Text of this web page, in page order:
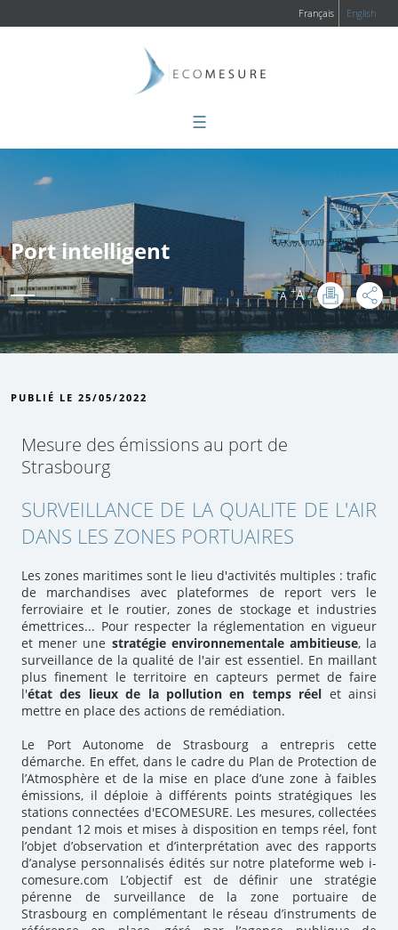
Français English
☰
Port intelligent
-A +A
:
PUBLIÉ LE 25/05/2022
Mesure des émissions au port de
Strasbourg
SURVEILLANCE DE LA QUALITE DE L'AIR
DANS LES ZONES PORTUAIRES
Les zones maritimes sont le lieu d'activités multiples : trafic
de marchandises avec plateformes de report vers le
ferroviaire et le routier, zones de stockage et industries
émettrices... Pour respecter la réglementation en vigueur
et mener une stratégie environnementale ambitieuse, la
surveillance de la qualité de l'air est essentiel. En maillant
plus finement le territoire en capteurs permet de faire
l'état des lieux de la pollution en temps réel et ainsi
mettre en place des actions de remédiation.
Le Port Autonome de Strasbourg a entrepris cette
démarche. En effet, dans le cadre du Plan de Protection de
l’Atmosphère et de la mise en place d’une zone à faibles
émissions, il déploie à différents points stratégiques les
stations connectées d'ECOMESURE. Les mesures, collectées
pendant 12 mois et mises à disposition en temps réel, font
l’objet d’observation et d’interprétation avec des rapports
d’analyse personnalisés édités sur notre plateforme web i-
comesure.com L’objectif est de définir une stratégie
pérenne de surveillance de la zone portuaire de
Strasbourg en complémentant le réseau d’instruments de